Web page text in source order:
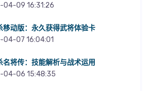
04-09 16:31:26
移动版：永久获得武将体验卡
07 16:04:01
名将传：技能解析与战术运用
04-06 15:48:35